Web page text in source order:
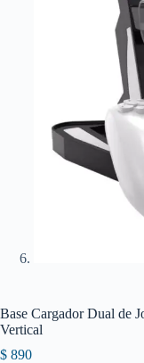
Base Cargador Dual de
Vertical
$ 890